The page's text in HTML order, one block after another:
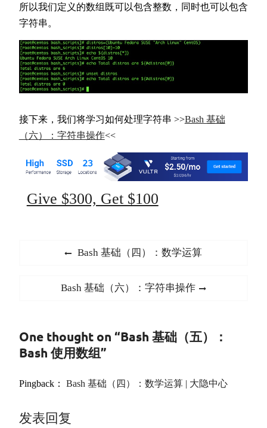
所以我们定义的数组既可以包含整数，同时也可以包含
字符串。
接下来，我们将学习如何处理字符串 >>Bash 基础
（六）：字符串操作<<
Give $300, Get $100
Previous
Bash 基础（四）：数学运算
Next
Bash 基础（六）：字符串操作
One thought on “Bash 基础（五）：
Bash 使用数组”
Pingback： Bash 基础（四）：数学运算 | 大隐中心
发表回复